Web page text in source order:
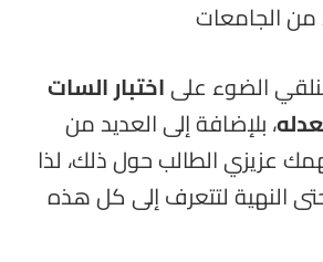
الضوء على اختبار السات
، بلإضافة إلى العديد من
عزيزي الطالب حول ذلك، لذا
حتى النهية لتتعرف إلى كل هذه